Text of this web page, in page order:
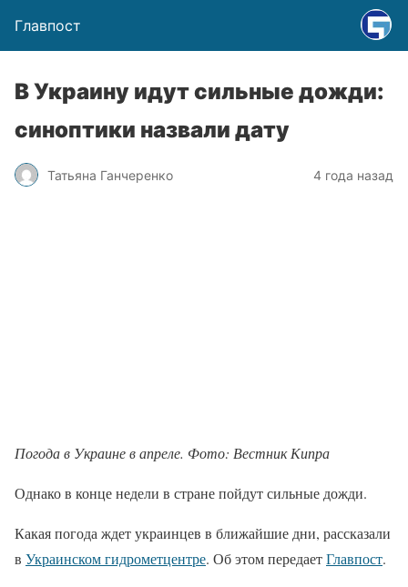
Главпост
В Украину идут сильные дожди:
синоптики назвали дату
Татьяна Ганчеренко 4 года назад
Погода в Украине в апреле. Фото: Вестник Кипра
Однако в конце недели в стране пойдут сильные дожди.
Какая погода ждет украинцев в ближайшие дни, рассказали
в Украинском гидрометцентре. Об этом передаетГлавпост.